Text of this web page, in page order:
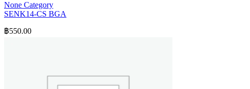
None Category
SENK14-CS BGA
฿550.00